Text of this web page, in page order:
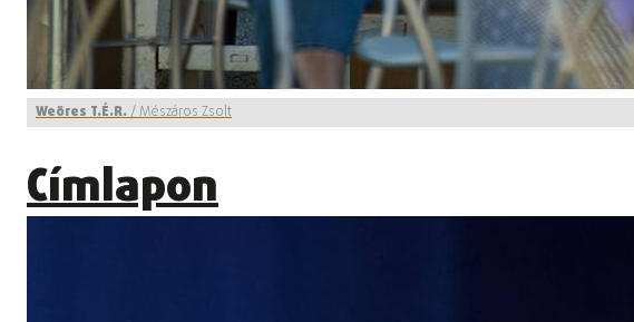
Weöres T.É.R./Mészáros Zsolt
Címlapon